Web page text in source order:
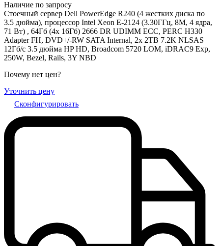
Наличие по запросу
Стоечный сервер Dell PowerEdge R240 (4 жестких диска по
3.5 дюйма), процессор Intel Xeon E-2124 (3.30ГГц, 8M, 4 ядра,
71 Вт) , 64Гб (4x 16Гб) 2666 DR UDIMM ECC, PERC H330
Adapter FH, DVD+/-RW SATA Internal, 2x 2TB 7.2K NLSAS
12Гб/c 3.5 дюйма HP HD, Broadcom 5720 LOM, iDRAC9 Exp,
250W, Bezel, Rails, 3Y NBD
Почему нет цен?
Уточнить цену
Сконфигурировать